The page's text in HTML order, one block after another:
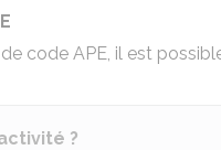
code APE, il est
?